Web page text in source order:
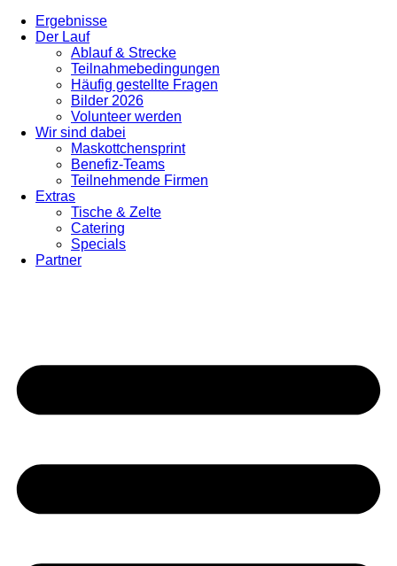
Ergebnisse
Der Lauf
Ablauf & Strecke
Teilnahmebedingungen
Häufig gestellte Fragen
Bilder 2026
Volunteer werden
Wir sind dabei
Maskottchensprint
Benefiz-Teams
Teilnehmende Firmen
Extras
Tische & Zelte
Catering
Specials
Partner